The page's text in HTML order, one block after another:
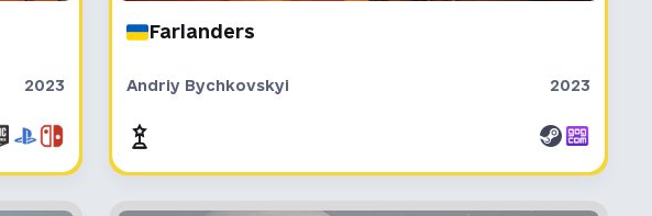
2023
Farlanders
Andriy Bychkovskyi 2023